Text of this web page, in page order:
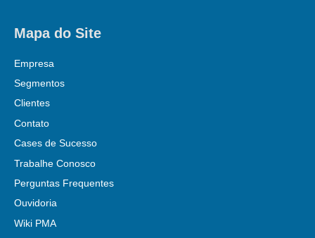
Mapa do Site
Empresa
Segmentos
Clientes
Contato
Cases de Sucesso
Trabalhe Conosco
Perguntas Frequentes
Ouvidoria
Wiki PMA